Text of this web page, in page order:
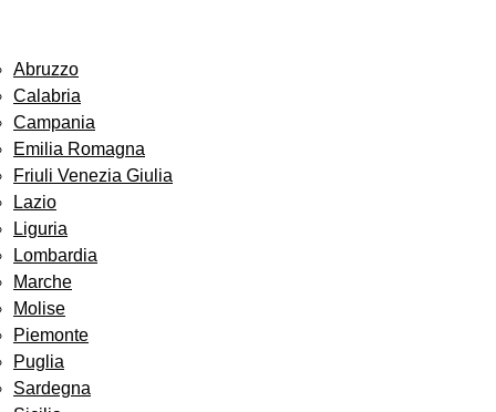
Abruzzo
Calabria
Campania
Emilia Romagna
Friuli Venezia Giulia
Lazio
Liguria
Lombardia
Marche
Molise
Piemonte
Puglia
Sardegna